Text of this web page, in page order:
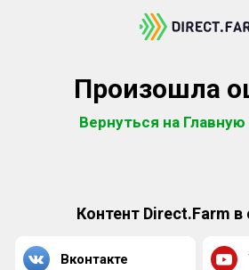
Произошла
Вернуться на
Контент Direct.Farm в
Вконтакте